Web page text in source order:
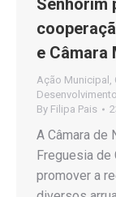
Senhorim
e Câmara
Ação Municipal ,
Desenvolvimento
By Filipa Pais
A Câmara de
Freguesia de
promover a